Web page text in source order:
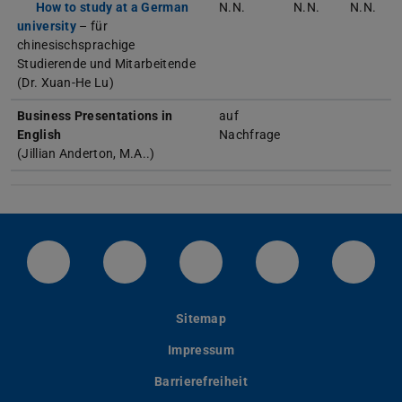
How to study at a German
university – für
chinesischsprachige
Studierende und Mitarbeitende
(Dr. Xuan-He Lu)
N.N. N.N. N.N.
Business Presentations in
English
(Jillian Anderton, M.A..)
auf
Nachfrage
LinkedIn-Seite der TU Darmstadt
Instagram-Kanal der TU
Bluesky-Kanal der TU
Facebook-
Sitemap
Impressum
Barrierefreiheit